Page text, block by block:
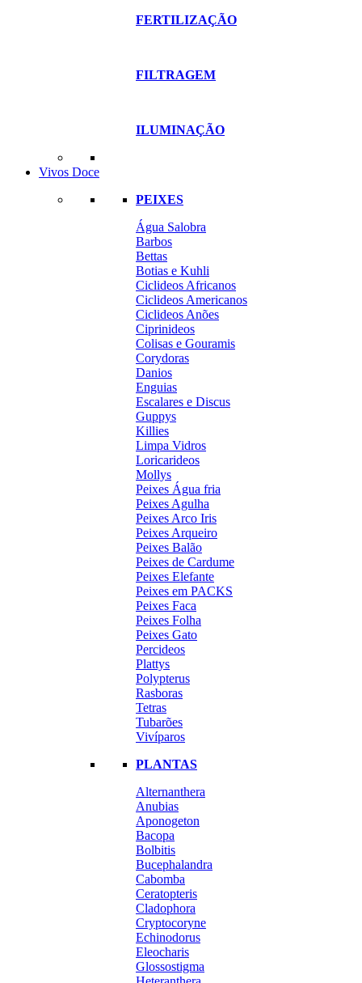
FERTILIZAÇÃO
FILTRAGEM
ILUMINAÇÃO
Vivos Doce
PEIXES
Água Salobra
Barbos
Bettas
Botias e Kuhli
Ciclideos Africanos
Ciclideos Americanos
Ciclideos Anões
Ciprinideos
Colisas e Gouramis
Corydoras
Danios
Enguias
Escalares e Discus
Guppys
Killies
Limpa Vidros
Loricarideos
Mollys
Peixes Água fria
Peixes Agulha
Peixes Arco Iris
Peixes Arqueiro
Peixes Balão
Peixes de Cardume
Peixes Elefante
Peixes em PACKS
Peixes Faca
Peixes Folha
Peixes Gato
Percideos
Plattys
Polypterus
Rasboras
Tetras
Tubarões
Vivíparos
PLANTAS
Alternanthera
Anubias
Aponogeton
Bacopa
Bolbitis
Bucephalandra
Cabomba
Ceratopteris
Cladophora
Cryptocoryne
Echinodorus
Eleocharis
Glossostigma